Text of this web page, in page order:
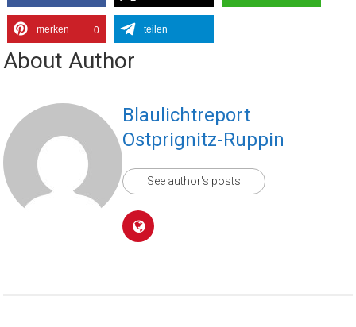
merken 0 teilen
About Author
Blaulichtreport
Ostprignitz-Ruppin
See author's posts